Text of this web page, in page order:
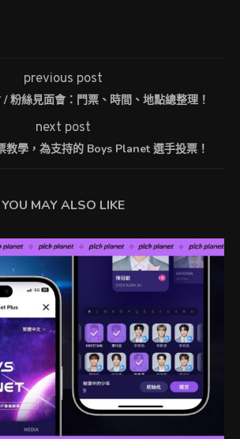
previous post
粉絲見面會：門票、時間、地點總整理！
next post
學，為支持的 Boys Planet 選手投票！
YOU MAY ALSO LIKE